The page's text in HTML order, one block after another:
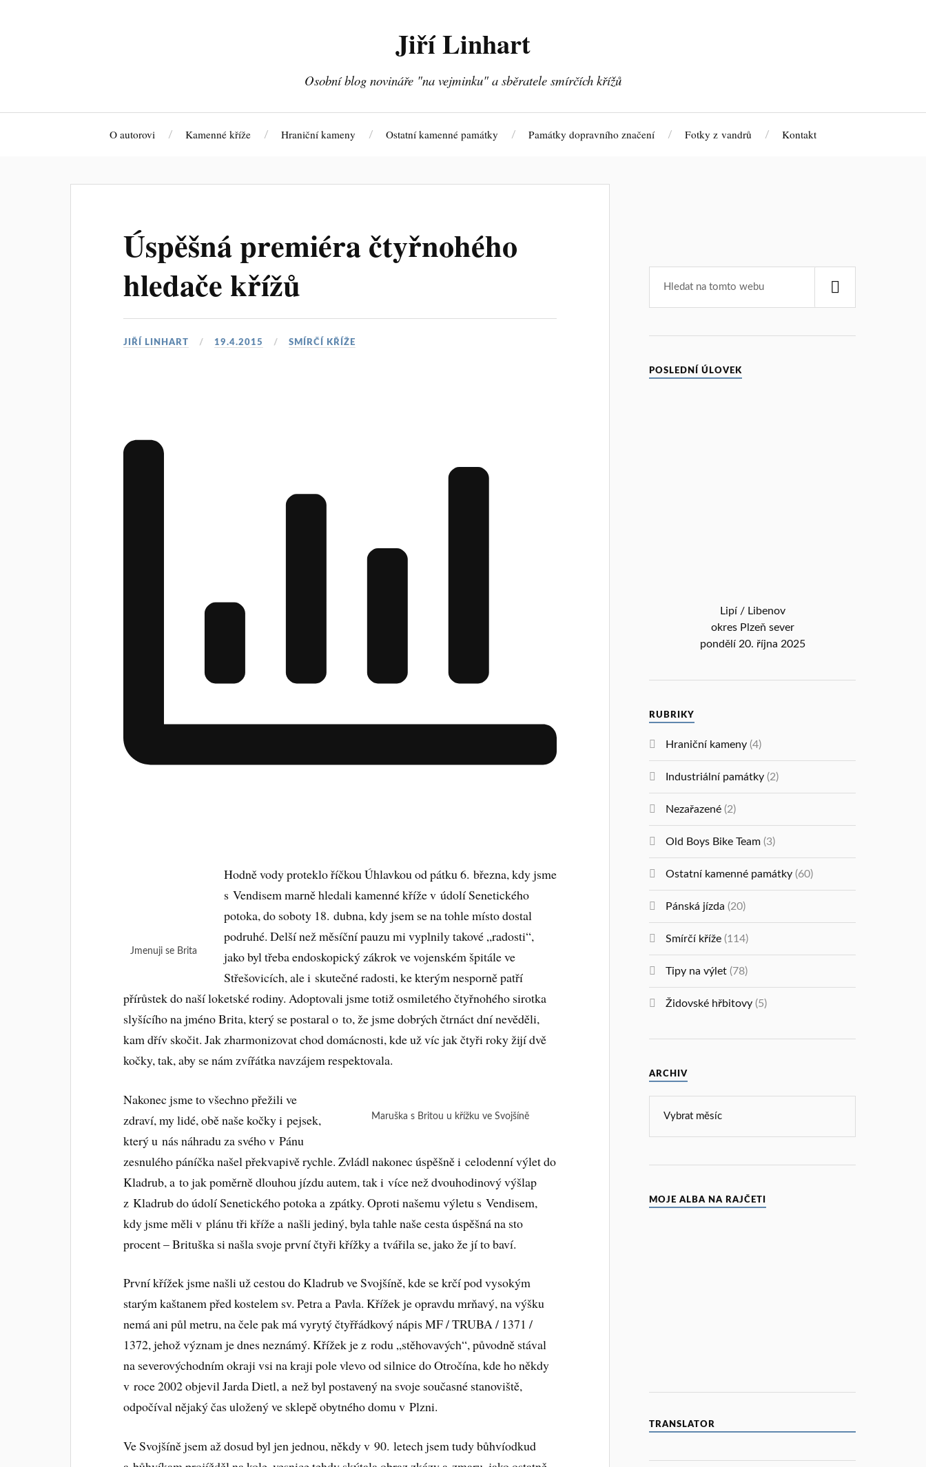
Jiří Linhart
Osobní blog novináře "na vejminku" a sběratele smírčích křížů
O autorovi Kamenné kříže Hraniční kameny Ostatní kamenné památky Památky dopravního značení Fotky z vandrů Kontakt
Úspěšná premiéra čtyřnohého
hledače křížů
JIŘÍ LINHART 19.4.2015 SMÍRČÍ KŘÍŽE
Jmenuji se Brita
Hodně vody proteklo říčkou Úhlavkou od pátku 6. března, kdy jsme
s Vendisem marně hledali kamenné kříže v údolí Senetického
potoka, do soboty 18. dubna, kdy jsem se na tohle místo dostal
podruhé. Delší než měsíční pauzu mi vyplnily takové „radosti“,
jako byl třeba endoskopický zákrok ve vojenském špitále ve
Střešovicích, ale i skutečné radosti, ke kterým nesporně patří
přírůstek do naší loketské rodiny. Adoptovali jsme totiž osmiletého čtyřnohého sirotka
slyšícího na jméno Brita, který se postaral o to, že jsme dobrých čtrnáct dní nevěděli,
kam dřív skočit. Jak zharmonizovat chod domácnosti, kde už víc jak čtyři roky žijí dvě
kočky, tak, aby se nám zvířátka navzájem respektovala.
Maruška s Britou u křížku ve Svojšíně
Nakonec jsme to všechno přežili ve
zdraví, my lidé, obě naše kočky i pejsek,
který u nás náhradu za svého v Pánu
zesnulého páníčka našel překvapivě rychle. Zvládl nakonec úspěšně i celodenní výlet do
Kladrub, a to jak poměrně dlouhou jízdu autem, tak i více než dvouhodinový výšlap
z Kladrub do údolí Senetického potoka a zpátky. Oproti našemu výletu s Vendisem,
kdy jsme měli v plánu tři kříže a našli jediný, byla tahle naše cesta úspěšná na sto
procent – Brituška si našla svoje první čtyři křížky a tvářila se, jako že jí to baví.
První křížek jsme našli už cestou do Kladrub ve Svojšíně, kde se krčí pod vysokým
starým kaštanem před kostelem sv. Petra a Pavla. Křížek je opravdu mrňavý, na výšku
nemá ani půl metru, na čele pak má vyrytý čtyřřádkový nápis MF / TRUBA / 1371 /
1372, jehož význam je dnes neznámý. Křížek je z rodu „stěhovavých“, původně stával
na severovýchodním okraji vsi na kraji pole vlevo od silnice do Otročína, kde ho někdy
v roce 2002 objevil Jarda Dietl, a než byl postavený na svoje současné stanoviště,
odpočíval nějaký čas uložený ve sklepě obytného domu v Plzni.
Ve Svojšíně jsem až dosud byl jen jednou, někdy v 90. letech jsem tudy bůhvíodkud
POSLEDNÍ ÚLOVEK
Lipí / Libenov
okres Plzeň sever
pondělí 20. října 2025
RUBRIKY
Hraniční kameny (4)
Industriální památky (2)
Nezařazené (2)
Old Boys Bike Team (3)
Ostatní kamenné památky (60)
Pánská jízda (20)
Smírčí kříže (114)
Tipy na výlet (78)
Židovské hřbitovy (5)
ARCHIV
MOJE ALBA NA RAJČETI
TRANSLATOR